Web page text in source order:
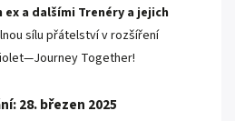
a dalšími Trenéry a jejich
sílu přátelství v rozšíření
Together!
28. březen 2025